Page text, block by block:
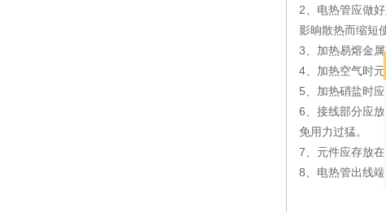
2、电热管应做
影晌散热而缩短
3、加热易熔金
4、加热空气时
5、加热硝盐时
6、接线部分应
免用力过猛。
7、元件应存放
8、电热管出线